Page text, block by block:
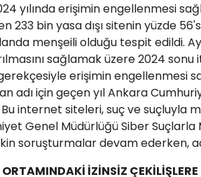
yılında erişimin engellenmesi
233 bin yasa dışı sitenin yüzde
menşeili olduğu tespit edildi.
sağlamak üzere 2024
erişimin engellenmesi
adı için geçen yıl Ankara
internet siteleri, suç ve suçluyla
Genel Müdürlüğü Siber Suçlarla
soruşturmalar devam ederken,
İZİNSİZ